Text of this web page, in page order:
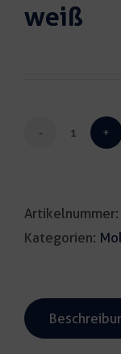
weiß
Diner-
weiß
Menge
Artikelnummer:
Kategorien: